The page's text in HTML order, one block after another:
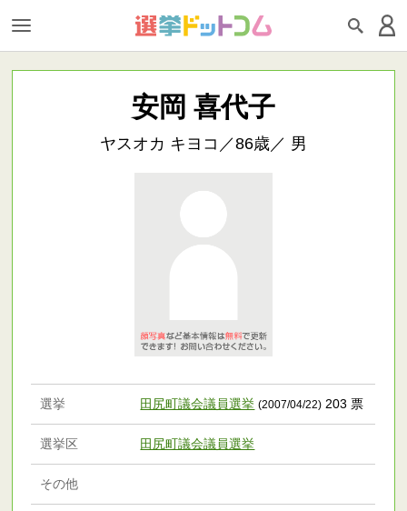
安岡 喜代子
ヤスオカ キヨコ／86歳／ 男
選挙 田尻町議会議員選挙 (2007/04/22) 203 票
選挙区 田尻町議会議員選挙
その他